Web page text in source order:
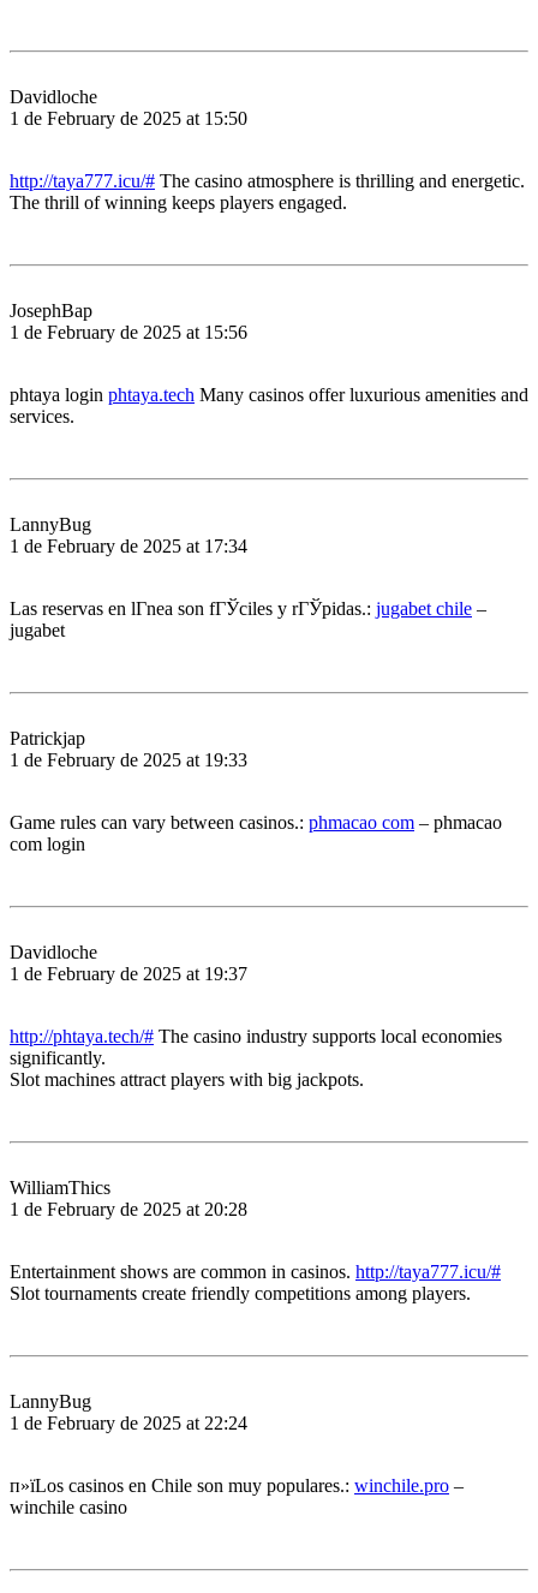
Davidloche
1 de February de 2025 at 15:50
http://taya777.icu/# The casino atmosphere is thrilling and energetic.
The thrill of winning keeps players engaged.
JosephBap
1 de February de 2025 at 15:56
phtaya login phtaya.tech Many casinos offer luxurious amenities and
services.
LannyBug
1 de February de 2025 at 17:34
Las reservas en lГ­nea son fГЎciles y rГЎpidas.: jugabet chile –
jugabet
Patrickjap
1 de February de 2025 at 19:33
Game rules can vary between casinos.: phmacao com – phmacao
com login
Davidloche
1 de February de 2025 at 19:37
http://phtaya.tech/# The casino industry supports local economies
significantly.
Slot machines attract players with big jackpots.
WilliamThics
1 de February de 2025 at 20:28
Entertainment shows are common in casinos. http://taya777.icu/#
Slot tournaments create friendly competitions among players.
LannyBug
1 de February de 2025 at 22:24
п»їLos casinos en Chile son muy populares.: winchile.pro –
winchile casino